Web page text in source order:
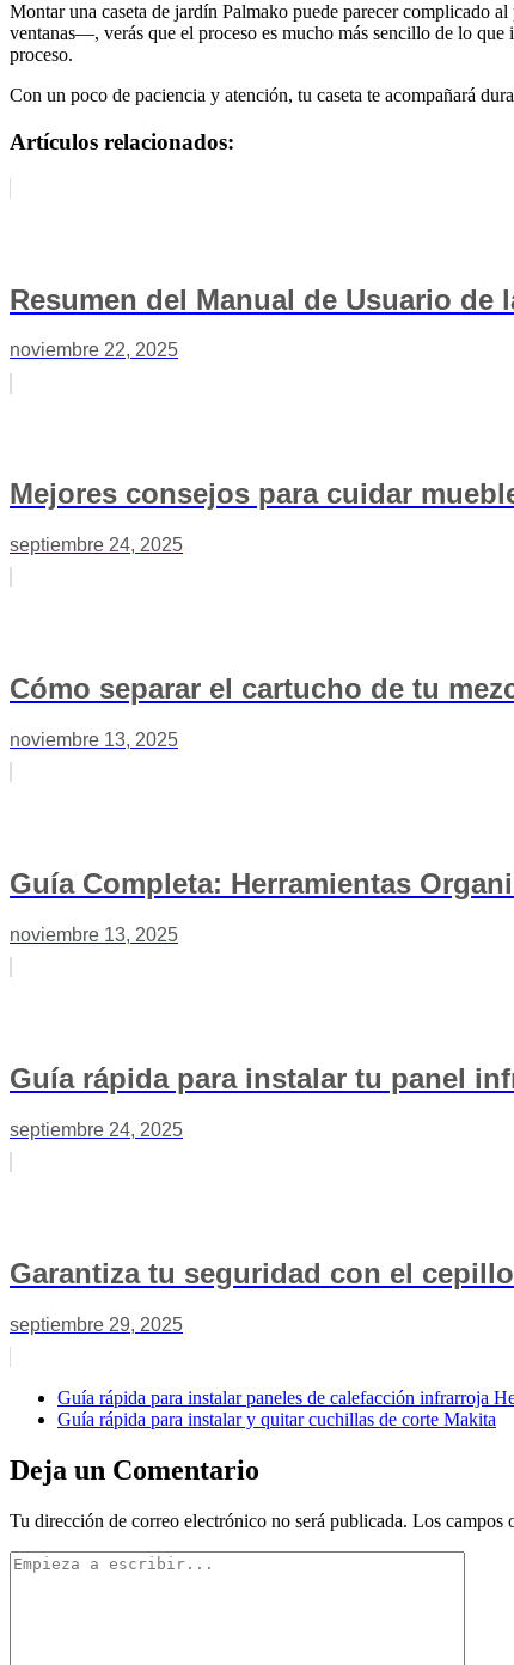
Montar una caseta de jardín Palmako puede parecer complicado
ventanas—, verás que el proceso es mucho más sencillo de lo que
proceso.
Con un poco de paciencia y atención, tu caseta te acompañará
Artículos relacionados:
Resumen del Manual de Usuario de
noviembre 22, 2025
Mejores consejos para cuidar
septiembre 24, 2025
Cómo separar el cartucho de tu
noviembre 13, 2025
Guía Completa: Herramientas
noviembre 13, 2025
Guía rápida para instalar tu panel
septiembre 24, 2025
Garantiza tu seguridad con el
septiembre 29, 2025
Guía rápida para instalar paneles de calefacción infrarroja
Guía rápida para instalar y quitar cuchillas de corte Makita
Deja un Comentario
Tu dirección de correo electrónico no será publicada. Los campos